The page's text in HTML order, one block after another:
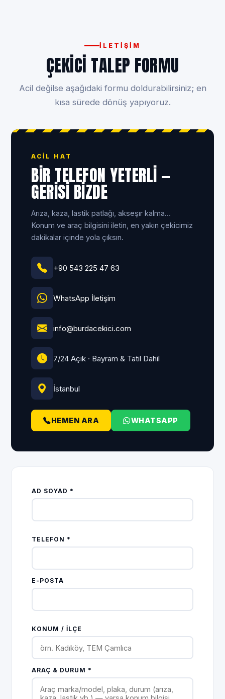
İLETIŞIM
ÇEKICI TALEP FORMU
Acil değilse aşağıdaki formu doldurabilirsiniz; en
kısa sürede dönüş yapıyoruz.
ACIL HAT
BIR TELEFON YETERLI —
GERISI BIZDE
Ar­ıza, kaza, lastik patlağı, akse­şır kalma…
Konum ve araç bilgisini iletin, en yakın çekicimiz
dakikalar içinde yola çıksın.
+90 543 225 47 63
WhatsApp İletişim
info@burdacekici.com
7/24 Açık · Bayram & Tatil Dahil
İstanbul
HEMEN ARA WHATSAPP
AD SOYAD *
TELEFON *
E-POSTA
KONUM / İLÇE
ARAÇ & DURUM *